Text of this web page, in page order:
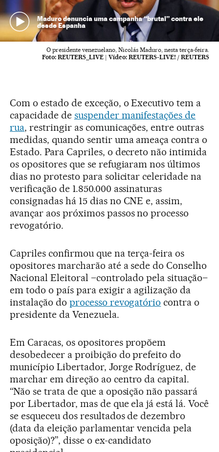
Maduro denuncia uma campanha “brutal” contra ele
desde Espanha
O presidente venezuelano, Nicolás Maduro, nesta terça-feira.
Foto: REUTERS_LIVE | Vídeo: REUTERS-LIVE! / REUTERS
Com o estado de exceção, o Executivo tem a
capacidade de suspender manifestações de
rua, restringir as comunicações, entre outras
medidas, quando sentir uma ameaça contra o
Estado. Para Capriles, o decreto não intimida
os opositores que se refugiaram nos últimos
dias no protesto para solicitar celeridade na
verificação de 1.850.000 assinaturas
consignadas há 15 dias no CNE e, assim,
avançar aos próximos passos no processo
revogatório.
Capriles confirmou que na terça-feira os
opositores marcharão até a sede do Conselho
Nacional Eleitoral –controlado pela situação–
em todo o país para exigir a agilização da
instalação do processo revogatório contra o
presidente da Venezuela.
Em Caracas, os opositores propõem
desobedecer a proibição do prefeito do
município Libertador, Jorge Rodríguez, de
marchar em direção ao centro da capital.
“Não se trata de que a oposição não passará
por Libertador, mas de que ela já está lá. Você
se esqueceu dos resultados de dezembro
(data da eleição parlamentar vencida pela
oposição)?”, disse o ex-candidato